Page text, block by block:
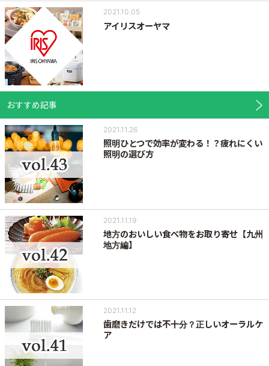
2021.10.05
アイリスオーヤマ
おすすめ記事
2021.11.26
照明ひとつで効率が変わる！？疲れにくい
照明の選び方
2021.11.19
地方のおいしい食べ物をお取り寄せ【九州
地方編】
2021.11.12
歯磨きだけでは不十分？正しいオーラルケ
ア